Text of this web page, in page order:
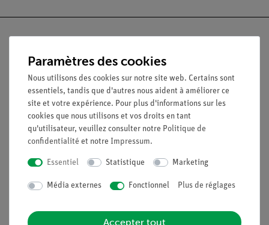
Nach oben
Légal
Conditions générales de vente
Mentions légales
Service
Paramètres des cookies
Nous utilisons des cookies sur notre site web. Certains sont
essentiels, tandis que d'autres nous aident à améliorer ce
site et votre expérience. Pour plus d'informations sur les
cookies que nous utilisons et vos droits en tant
qu'utilisateur, veuillez consulter notre Politique de
confidentialité et notre Impressum.
Essentiel Statistique Marketing
Média externes Fonctionnel Plus de réglages
Accepter tout